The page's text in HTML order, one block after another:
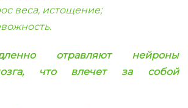
веса, истощение;
отравляют нейроны
что влечет за собой